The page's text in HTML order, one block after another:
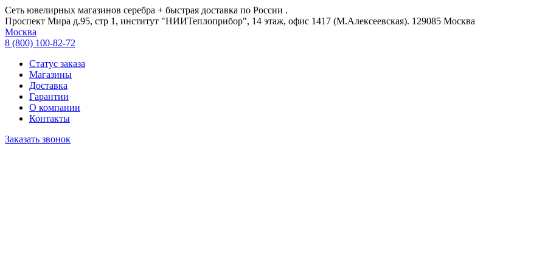
Сеть ювелирных магазинов серебра + быстрая доставка по России .
Проспект Мира д.95, стр 1, институт "НИИТеплоприбор", 14 этаж, офис 1417 (М.Алексеевская). 129085 Москва
Москва
8 (800) 100-82-72
Статус заказа
Магазины
Доставка
Гарантии
О компании
Контакты
Заказать звонок